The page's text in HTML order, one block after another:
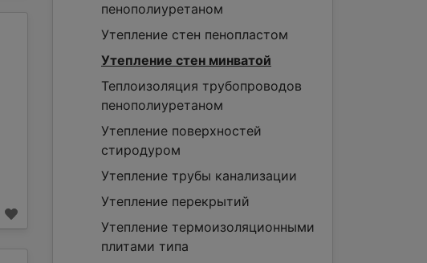
пенополиуретаном
Утепление стен пенопластом
Утепление стен минватой
Теплоизоляция трубопроводов
пенополиуретаном
Утепление поверхностей
стиродуром
Утепление трубы канализации
Утепление перекрытий
Утепление термоизоляционными
плитами типа